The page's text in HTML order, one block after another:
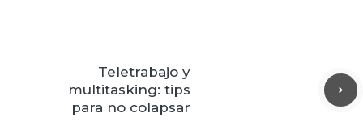
Teletrabajo y
multitasking: tips
para no colapsar